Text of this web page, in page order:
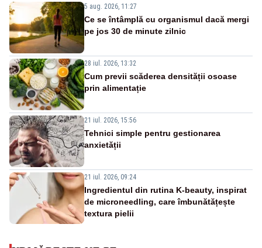
5 aug. 2026, 11:27
Ce se întâmplă cu organismul dacă mergi
pe jos 30 de minute zilnic
28 iul. 2026, 13:32
Cum previi scăderea densității osoase
prin alimentație
21 iul. 2026, 15:56
Tehnici simple pentru gestionarea
anxietății
21 iul. 2026, 09:24
Ingredientul din rutina K-beauty, inspirat
de microneedling, care îmbunătățește
textura pielii